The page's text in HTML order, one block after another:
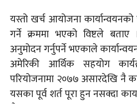
यस्तो खर्च आयोजना कार्यान्वयनको
गर्ने क्रममा भएको विष्टले
अनुमोदन गर्नुपर्ने भएकाले
अमेरिकी आर्थिक सहयोग
परियोजनामा २०७७ असारदेखि नै
यसका पूर्व शर्त पूरा हुन नसक्दा